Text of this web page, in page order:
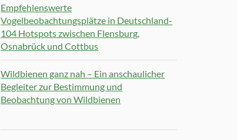
Empfehlenswerte
Vogelbeobachtungsplätze in Deutschland-
104 Hotspots zwischen Flensburg,
Osnabrück und Cottbus
Wildbienen ganz nah – Ein anschaulicher
Begleiter zur Bestimmung und
Beobachtung von Wildbienen